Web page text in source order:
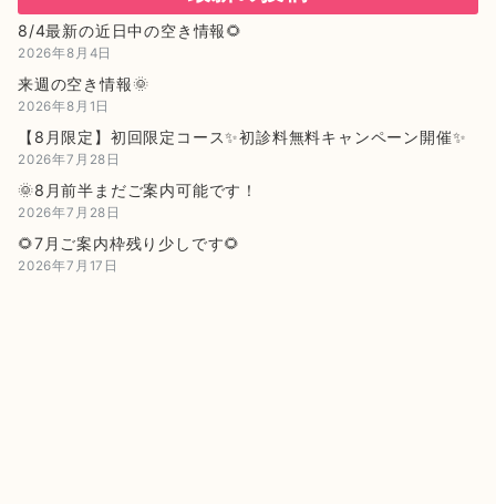
8/4最新の近日中の空き情報🌻
2026年8月4日
来週の空き情報🌞
2026年8月1日
【8月限定】初回限定コース✨初診料無料キャンペーン開催✨
2026年7月28日
🌞8月前半まだご案内可能です！
2026年7月28日
🌻7月ご案内枠残り少しです🌻
2026年7月17日